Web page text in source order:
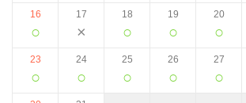
16
○
17
×
18
○
19
○
20
○
23
○
24
○
25
○
26
○
27
○